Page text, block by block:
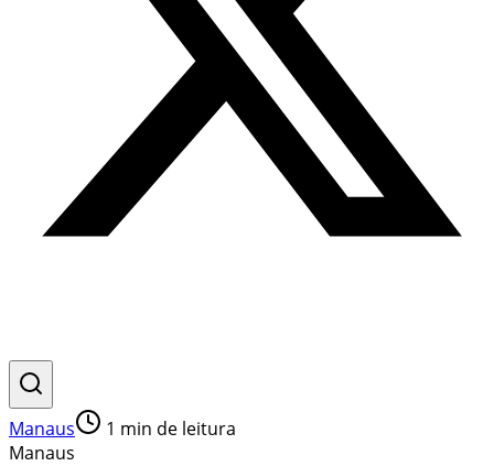
Manaus 1 min de leitura
Manaus